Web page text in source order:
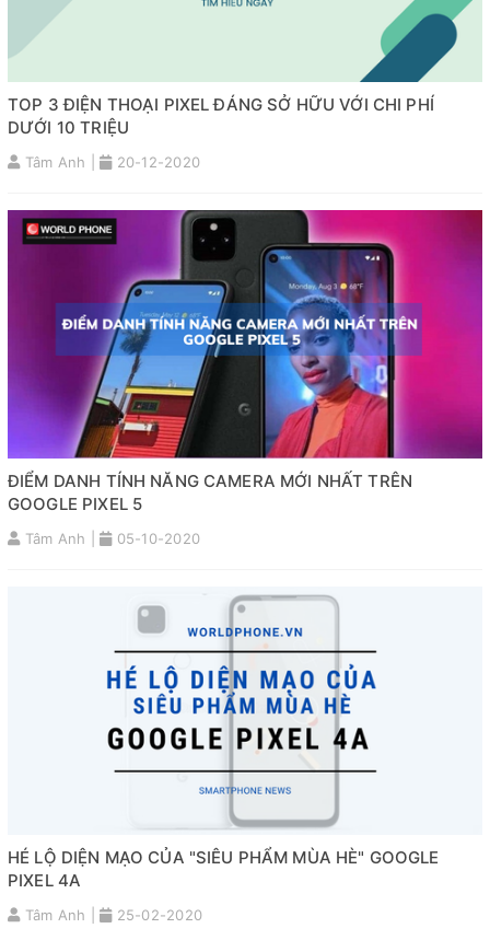
TOP 3 ĐIỆN THOẠI PIXEL ĐÁNG SỞ HỮU VỚI CHI PHÍ
DƯỚI 10 TRIỆU
Tâm Anh | 20-12-2020
ĐIỂM DANH TÍNH NĂNG CAMERA MỚI NHẤT TRÊN
GOOGLE PIXEL 5
Tâm Anh | 05-10-2020
HÉ LỘ DIỆN MẠO CỦA "SIÊU PHẨM MÙA HÈ" GOOGLE
PIXEL 4A
Tâm Anh | 25-02-2020